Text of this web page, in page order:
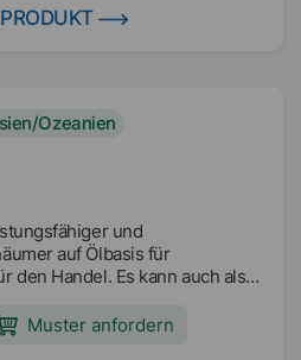
Ozeanien
und
auf Ölbasis für
den Handel. Es kann auch als
Muster anfordern